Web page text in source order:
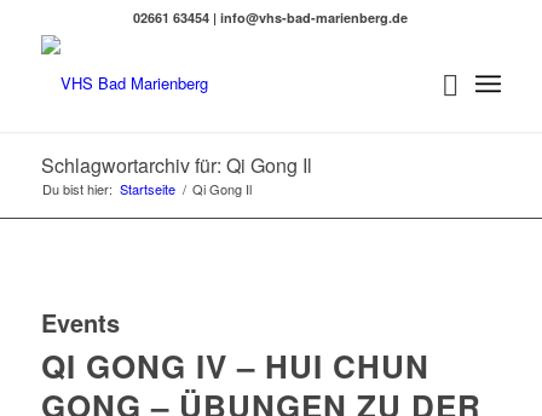
02661 63454 | info@vhs-bad-marienberg.de
Schlagwortarchiv für: Qi Gong Il
Du bist hier: Startseite / Qi Gong Il
Events
QI GONG IV – HUI CHUN
GONG – ÜBUNGEN ZU DER